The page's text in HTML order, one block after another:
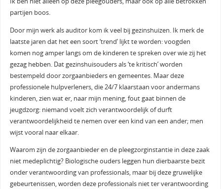
partijen boos.
Door mijn werk als auditor kom ik veel bij gezinshuizen. Ik merk de
laatste jaren dat het een soort ‘trend’ lijkt te worden: voogden
komen nog amper langs om de kinderen te spreken over wie zij het
gezag hebben. Dat gezinshuisouders als ‘te kritisch’ worden
bestempeld door zorgaanbieders en gemeentes. Maar deze
professionele hulpverleners, die 24/7 klaarstaan voor andermans
kinderen, zien wat er, naar mijn mening, fout gaat binnen de
jeugdzorg: niemand voelt zich verantwoordelijk of durft
verantwoordelijkheid te nemen over een kind van een ander; men
wijst vooral naar elkaar.
Waarom zijn de zorgaanbieder en de pleegzorginstantie in deze zaak
niet medeplichtig? Biologische ouders leggen hun dierbaarste bezit
onder verantwoording van professionals, maar bij deze gruwelijke
gebeurtenissen, worden deze professionals niet ter verantwoording